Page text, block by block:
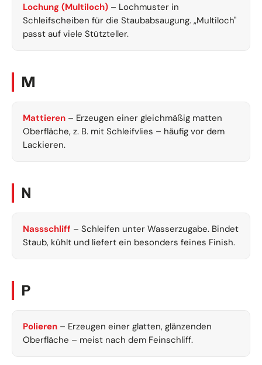
Lochung (Multiloch) – Lochmuster in
Schleifscheiben für die Staubabsaugung. „Multiloch"
passt auf viele Stützteller.
M
Mattieren – Erzeugen einer gleichmäßig matten
Oberfläche, z. B. mit Schleifvlies – häufig vor dem
Lackieren.
N
Nassschliff – Schleifen unter Wasserzugabe. Bindet
Staub, kühlt und liefert ein besonders feines Finish.
P
Polieren – Erzeugen einer glatten, glänzenden
Oberfläche – meist nach dem Feinschliff.